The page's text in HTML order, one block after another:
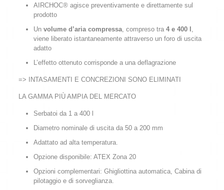
AIRCHOC® agisce preventivamente e direttamente sul
prodotto
Un volume d’aria compressa, compreso tra 4 e 400 l ,
viene liberato istantaneamente attraverso un foro di uscita
adatto
L’effetto ottenuto corrisponde a una deflagrazione
=> INTASAMENTI E CONCREZIONI SONO ELIMINATI
LA GAMMA PIÙ AMPIA DEL MERCATO
Serbatoi da 1 a 400 l
Diametro nominale di uscita da 50 a 200 mm
Adattato ad alta temperatura.
Opzione disponibile: ATEX Zona 20
Opzioni complementari: Ghigliottina automatica, Cabina di
pilotaggio e di sorveglianza.